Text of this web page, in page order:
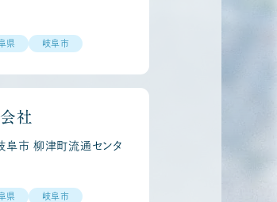
県 岐阜市
社
市 柳津町流通センタ
県 岐阜市